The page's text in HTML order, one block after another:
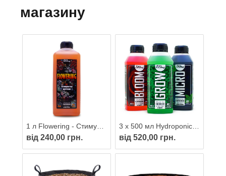
магазину
від 240,00 грн. від 520,00 грн.